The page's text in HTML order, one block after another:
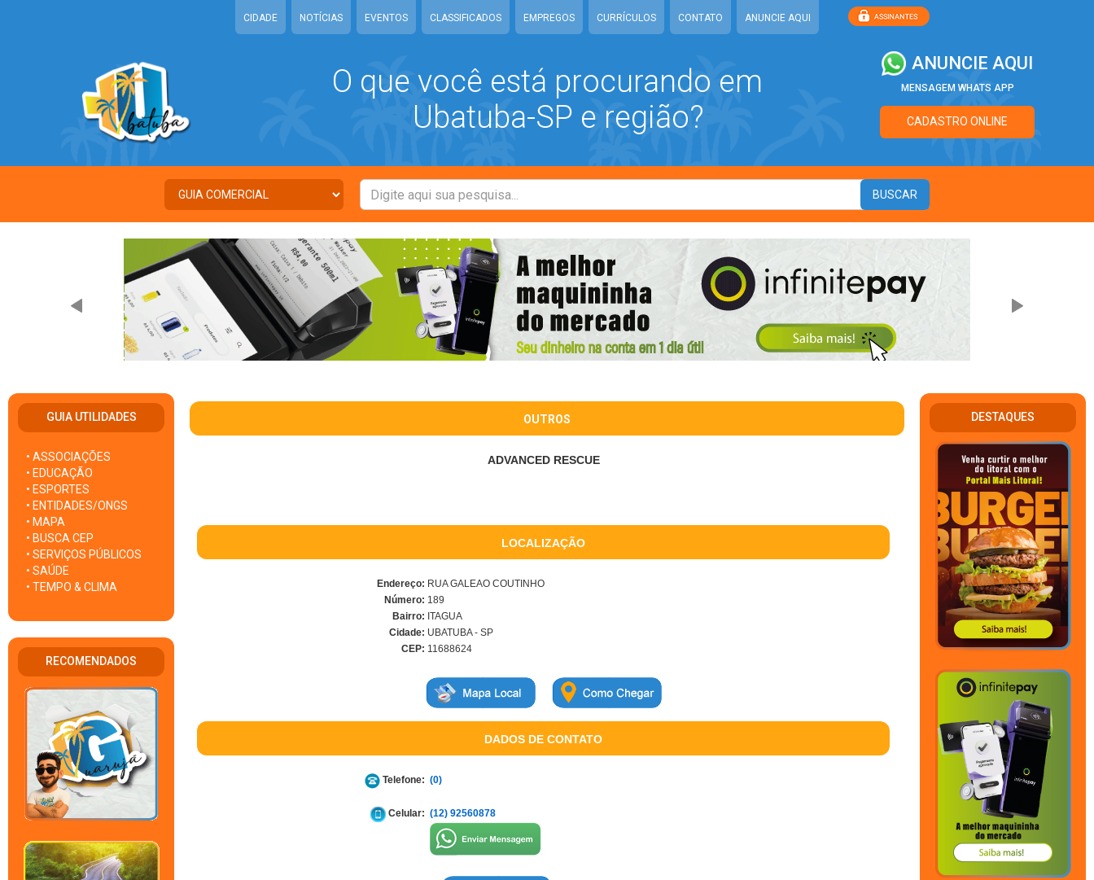
CIDADE NOTÍCIAS EVENTOS CLASSIFICADOS EMPREGOS CURRÍCULOS CONTATO ANUNCIE AQUI
O que você está procurando em
Ubatuba-SP e região?
ANUNCIE AQUI
MENSAGEM WHATS APP
CADASTRO ONLINE
GUIA UTILIDADES
• ASSOCIAÇÕES
• EDUCAÇÃO
• ESPORTES
• ENTIDADES/ONGS
• MAPA
• BUSCA CEP
• SERVIÇOS PÚBLICOS
• SAÚDE
• TEMPO & CLIMA
RECOMENDADOS
OUTROS
ADVANCED RESCUE
LOCALIZAÇÃO
Endereço: RUA GALEAO COUTINHO
Número: 189
Bairro: ITAGUA
Cidade: UBATUBA - SP
CEP: 11688624
DADOS DE CONTATO
Telefone: (0)
Celular: (12) 92560878
DESTAQUES